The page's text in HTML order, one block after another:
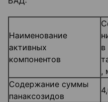
Наименование
активных
компонентов
в
,
Содержание суммы
панаксозидов